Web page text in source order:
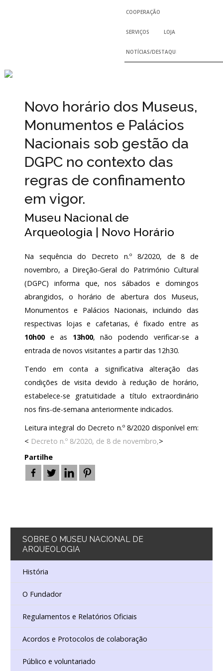
COOPERAÇÃO
SERVIÇOS LOJA
NOTÍCIAS/DESTAQUES
Novo horário dos Museus,
Monumentos e Palácios
Nacionais sob gestão da
DGPC no contexto das
regras de confinamento
em vigor.
Museu Nacional de
Arqueologia | Novo Horário
Na sequência do Decreto n.º 8/2020, de 8 de
novembro, a Direção-Geral do Património Cultural
(DGPC) informa que, nos sábados e domingos
abrangidos, o horário de abertura dos Museus,
Monumentos e Palácios Nacionais, incluindo das
respectivas lojas e cafetarias, é fixado entre as
10h00e as 13h00, não podendo verificar-se a
entrada de novos visitantes a partir das 12h30.
Tendo em conta a significativa alteração das
condições de visita devido à redução de horário,
estabelece-se gratuitidade a título extraordinário
nos fins-de-semana anteriormente indicados.
Leitura integral do Decreto n.º 8/2020 disponível em:
< Decreto n.º 8/2020, de 8 de novembro,>
Partilhe
SOBRE O MUSEU NACIONAL DE
ARQUEOLOGIA
História
O Fundador
Regulamentos e Relatórios Oficiais
Acordos e Protocolos de colaboração
Público e voluntariado